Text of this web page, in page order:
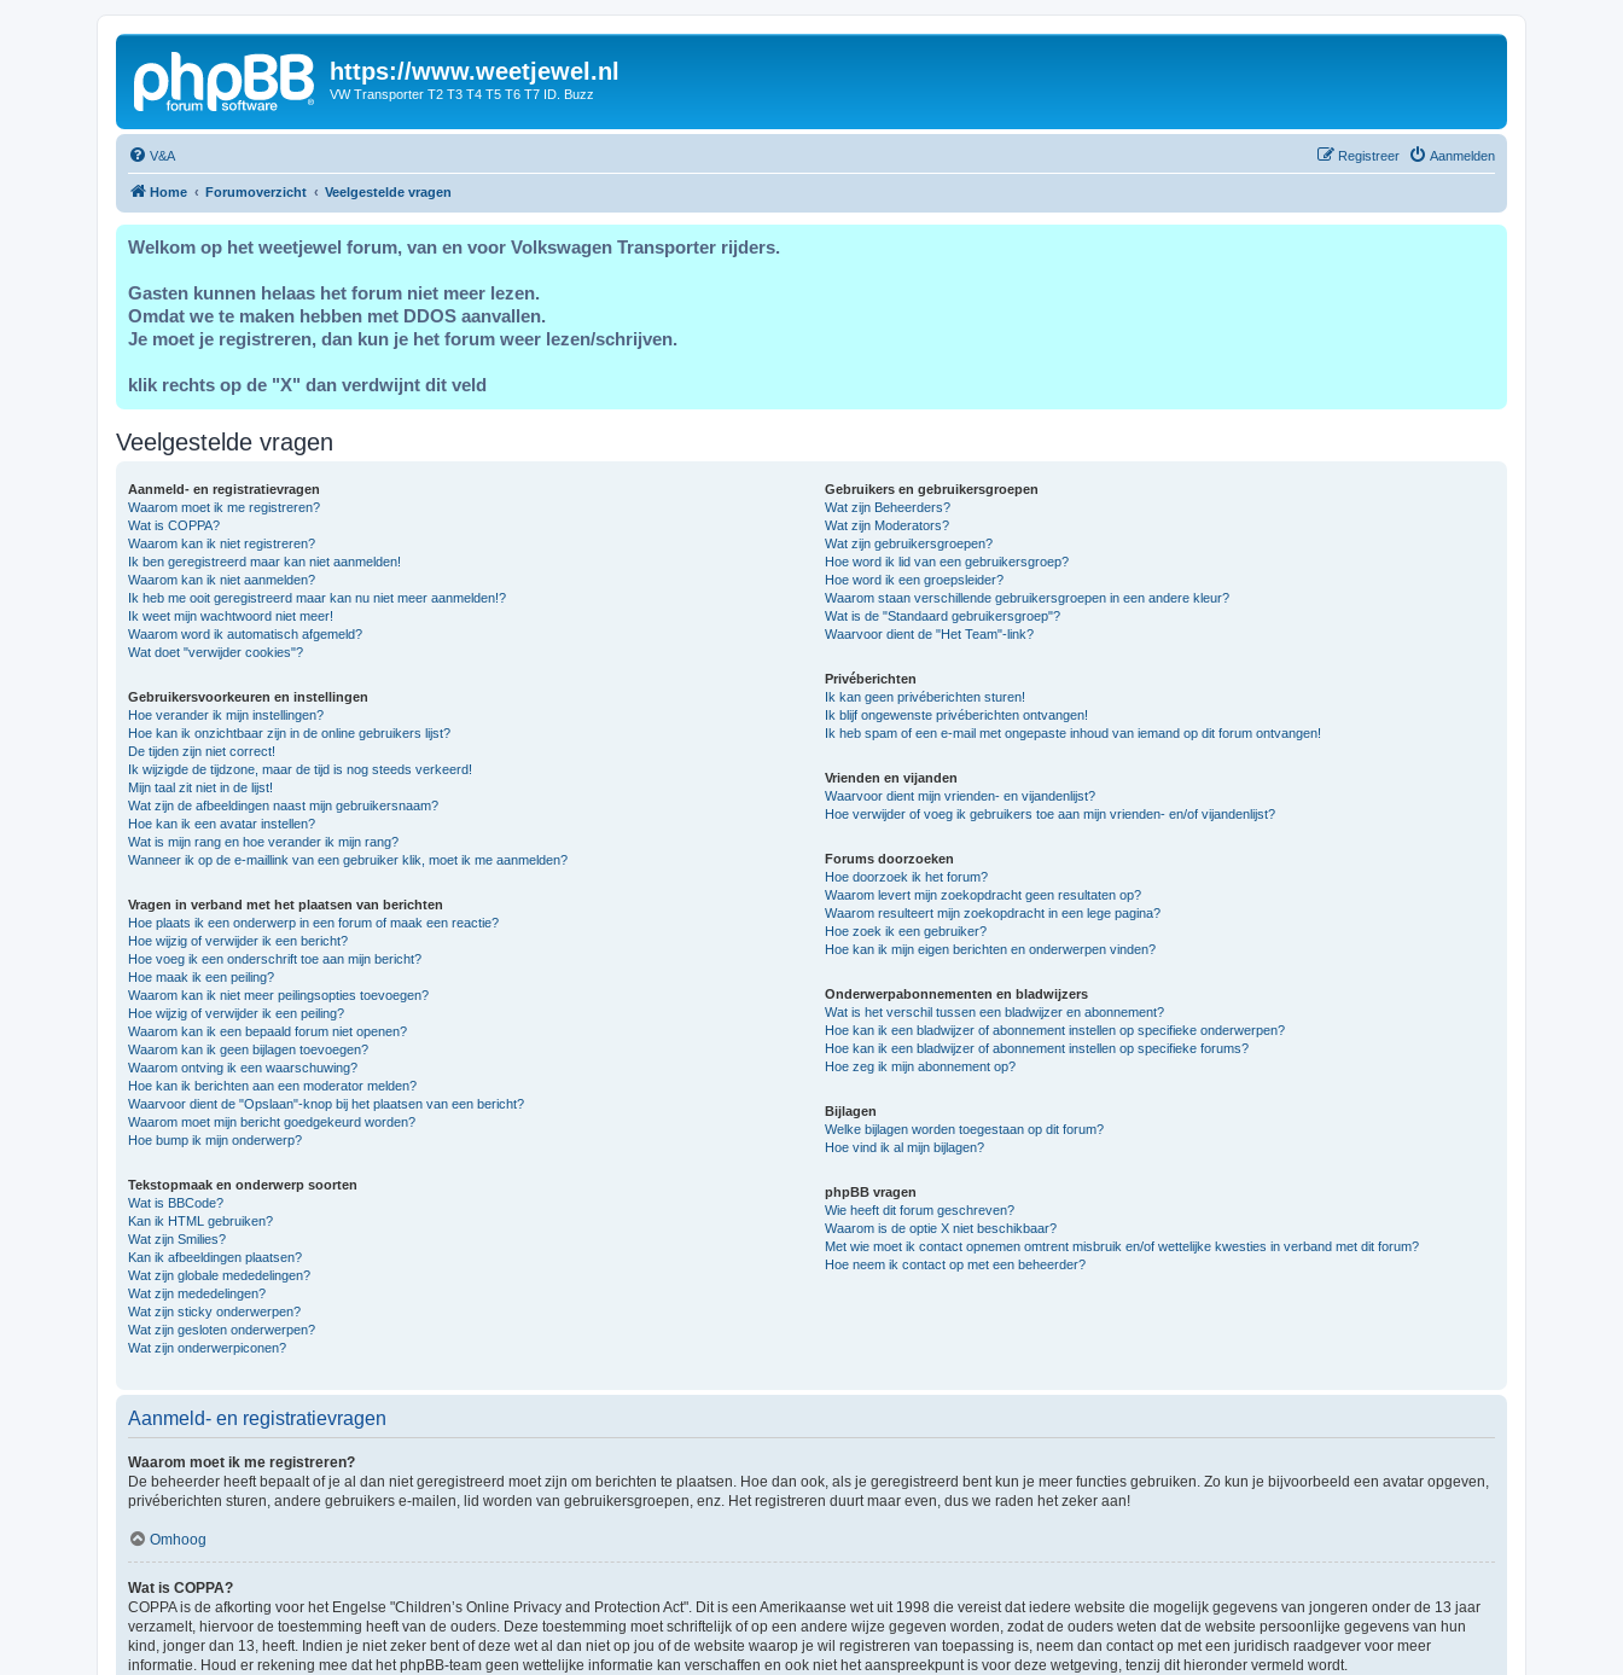
https://www.weetjewel.nl
VW Transporter T2 T3 T4 T5 T6 T7 ID. Buzz
V&A Aanmelden
Registreer
Home Forumoverzicht Veelgestelde vragen
Welkom op het weetjewel forum, van en voor Volkswagen Transporter rijders.
Gasten kunnen helaas het forum niet meer lezen.
Omdat we te maken hebben met DDOS aanvallen.
Je moet je registreren, dan kun je het forum weer lezen/schrijven.
klik rechts op de "X" dan verdwijnt dit veld
Veelgestelde vragen
Aanmeld- en registratievragen
Waarom moet ik me registreren?
Wat is COPPA?
Waarom kan ik niet registreren?
Ik ben geregistreerd maar kan niet aanmelden!
Waarom kan ik niet aanmelden?
Ik heb me ooit geregistreerd maar kan nu niet meer aanmelden!?
Ik weet mijn wachtwoord niet meer!
Waarom word ik automatisch afgemeld?
Wat doet "verwijder cookies"?
Gebruikersvoorkeuren en instellingen
Hoe verander ik mijn instellingen?
Hoe kan ik onzichtbaar zijn in de online gebruikers lijst?
De tijden zijn niet correct!
Ik wijzigde de tijdzone, maar de tijd is nog steeds verkeerd!
Mijn taal zit niet in de lijst!
Wat zijn de afbeeldingen naast mijn gebruikersnaam?
Hoe kan ik een avatar instellen?
Wat is mijn rang en hoe verander ik mijn rang?
Wanneer ik op de e-maillink van een gebruiker klik, moet ik me aanmelden?
Vragen in verband met het plaatsen van berichten
Hoe plaats ik een onderwerp in een forum of maak een reactie?
Hoe wijzig of verwijder ik een bericht?
Hoe voeg ik een onderschrift toe aan mijn bericht?
Hoe maak ik een peiling?
Waarom kan ik niet meer peilingsopties toevoegen?
Hoe wijzig of verwijder ik een peiling?
Waarom kan ik een bepaald forum niet openen?
Waarom kan ik geen bijlagen toevoegen?
Waarom ontving ik een waarschuwing?
Hoe kan ik berichten aan een moderator melden?
Waarvoor dient de "Opslaan"-knop bij het plaatsen van een bericht?
Waarom moet mijn bericht goedgekeurd worden?
Hoe bump ik mijn onderwerp?
Tekstopmaak en onderwerp soorten
Wat is BBCode?
Kan ik HTML gebruiken?
Wat zijn Smilies?
Kan ik afbeeldingen plaatsen?
Wat zijn globale mededelingen?
Wat zijn mededelingen?
Wat zijn sticky onderwerpen?
Wat zijn gesloten onderwerpen?
Wat zijn onderwerpiconen?
Gebruikers en gebruikersgroepen
Wat zijn Beheerders?
Wat zijn Moderators?
Wat zijn gebruikersgroepen?
Hoe word ik lid van een gebruikersgroep?
Hoe word ik een groepsleider?
Waarom staan verschillende gebruikersgroepen in een andere kleur?
Wat is de "Standaard gebruikersgroep"?
Waarvoor dient de "Het Team"-link?
Privéberichten
Ik kan geen privéberichten sturen!
Ik blijf ongewenste privéberichten ontvangen!
Ik heb spam of een e-mail met ongepaste inhoud van iemand op dit forum ontvangen!
Vrienden en vijanden
Waarvoor dient mijn vrienden- en vijandenlijst?
Hoe verwijder of voeg ik gebruikers toe aan mijn vrienden- en/of vijandenlijst?
Forums doorzoeken
Hoe doorzoek ik het forum?
Waarom levert mijn zoekopdracht geen resultaten op?
Waarom resulteert mijn zoekopdracht in een lege pagina?
Hoe zoek ik een gebruiker?
Hoe kan ik mijn eigen berichten en onderwerpen vinden?
Onderwerpabonnementen en bladwijzers
Wat is het verschil tussen een bladwijzer en abonnement?
Hoe kan ik een bladwijzer of abonnement instellen op specifieke onderwerpen?
Hoe kan ik een bladwijzer of abonnement instellen op specifieke forums?
Hoe zeg ik mijn abonnement op?
Bijlagen
Welke bijlagen worden toegestaan op dit forum?
Hoe vind ik al mijn bijlagen?
phpBB vragen
Wie heeft dit forum geschreven?
Waarom is de optie X niet beschikbaar?
Met wie moet ik contact opnemen omtrent misbruik en/of wettelijke kwesties in verband met dit forum?
Hoe neem ik contact op met een beheerder?
Aanmeld- en registratievragen
Waarom moet ik me registreren?
De beheerder heeft bepaalt of je al dan niet geregistreerd moet zijn om berichten te plaatsen. Hoe dan ook, als je geregistreerd bent kun je meer functies gebruiken. Zo kun je bijvoorbeeld een avatar opgeven,
privéberichten sturen, andere gebruikers e-mailen, lid worden van gebruikersgroepen, enz. Het registreren duurt maar even, dus we raden het zeker aan!
Omhoog
Wat is COPPA?
COPPA is de afkorting voor het Engelse "Children’s Online Privacy and Protection Act". Dit is een Amerikaanse wet uit 1998 die vereist dat iedere website die mogelijk gegevens van jongeren onder de 13 jaar
verzamelt, hiervoor de toestemming heeft van de ouders. Deze toestemming moet schriftelijk of op een andere wijze gegeven worden, zodat de ouders weten dat de website persoonlijke gegevens van hun
kind, jonger dan 13, heeft. Indien je niet zeker bent of deze wet al dan niet op jou of de website waarop je wil registreren van toepassing is, neem dan contact op met een juridisch raadgever voor meer
informatie. Houd er rekening mee dat het phpBB-team geen wettelijke informatie kan verschaffen en ook niet het aanspreekpunt is voor deze wetgeving, tenzij dit hieronder vermeld wordt.